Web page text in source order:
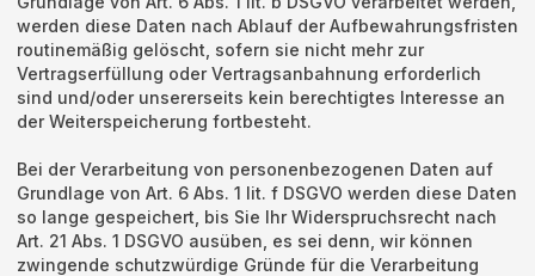
werden diese Daten nach Ablauf der Aufbewahrungsfristen
routinemäßig gelöscht, sofern sie nicht mehr zur
Vertragserfüllung oder Vertragsanbahnung erforderlich
sind und/oder unsererseits kein berechtigtes Interesse an
der Weiterspeicherung fortbesteht.
Bei der Verarbeitung von personenbezogenen Daten auf
Grundlage von Art. 6 Abs. 1 lit. f DSGVO werden diese Daten
so lange gespeichert, bis Sie Ihr Widerspruchsrecht nach
Art. 21 Abs. 1 DSGVO ausüben, es sei denn, wir können
zwingende schutzwürdige Gründe für die Verarbeitung